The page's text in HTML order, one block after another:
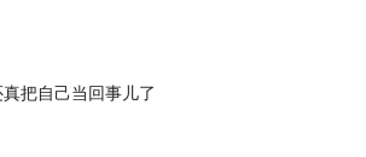
把自己当回事儿了